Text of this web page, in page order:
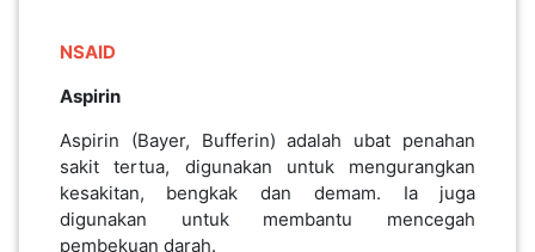
NSAID
Aspirin
Aspirin (Bayer, Bufferin) adalah ubat penahan
sakit tertua, digunakan untuk mengurangkan
kesakitan, bengkak dan demam. Ia juga
digunakan untuk membantu mencegah
pembekuan darah.
SEMBILAN(10)
KEDAH(13)
TERENGGANU(12)